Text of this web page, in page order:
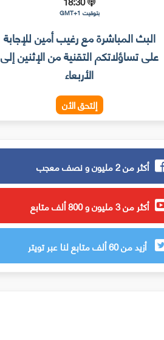
بتوقيت GMT+1
البث المباشرة مع رغيب أمين للإجابة
على تساؤلاتكم التقنية من الإثنين إلى
الأربعاء
إلتحق الأن
أكثر من 2 مليون و نصف معجب
أكثر من 3 مليون و 800 ألف متابع
أزيد من 60 ألف متابع لنا عبر تويتر